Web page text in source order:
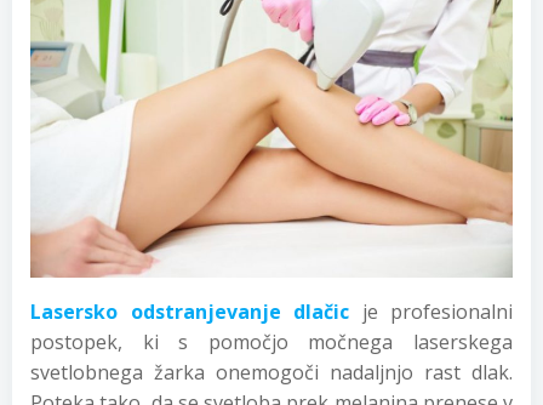
Lasersko odstranjevanje dlačic je profesionalni
postopek, ki s pomočjo močnega laserskega
svetlobnega žarka onemogoči nadaljnjo rast dlak.